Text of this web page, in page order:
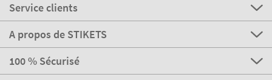
Service clients
A propos de STIKETS
100 % Sécurisé